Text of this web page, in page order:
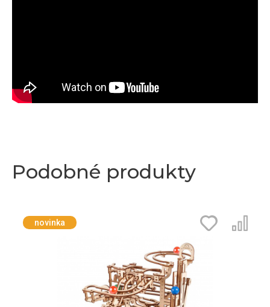
Podobné produkty
novinka